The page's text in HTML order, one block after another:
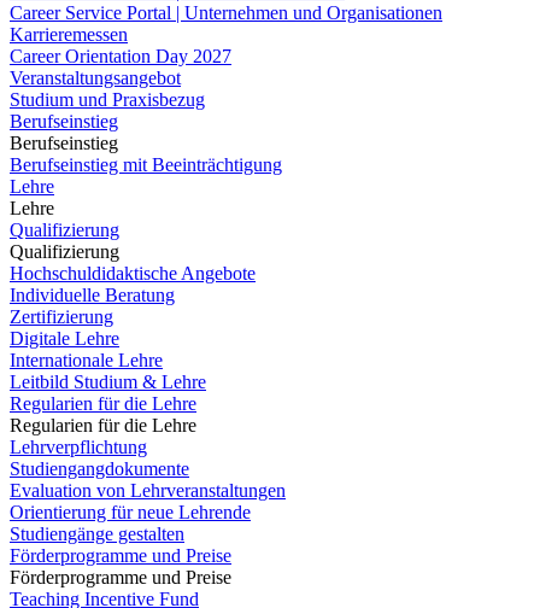
Career Service Portal | Unternehmen und Organisationen
Karrieremessen
Career Orientation Day 2027
Veranstaltungsangebot
Studium und Praxisbezug
Berufseinstieg
Berufseinstieg
Berufseinstieg mit Beeinträchtigung
Lehre
Lehre
Qualifizierung
Qualifizierung
Hochschuldidaktische Angebote
Individuelle Beratung
Zertifizierung
Digitale Lehre
Internationale Lehre
Leitbild Studium & Lehre
Regularien für die Lehre
Regularien für die Lehre
Lehrverpflichtung
Studiengangdokumente
Evaluation von Lehrveranstaltungen
Orientierung für neue Lehrende
Studiengänge gestalten
Förderprogramme und Preise
Förderprogramme und Preise
Teaching Incentive Fund